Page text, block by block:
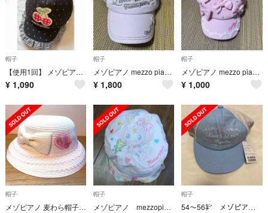
帽子
【使用1回】 メゾピアノ メッシュキャップ 54-56cm
¥ 1,090
帽子
メゾピアノ mezzo piano キャップ
¥ 1,800
帽子
メゾピアノ mezzo piano キャップ
¥ 1,000
帽子
メゾピアノ 麦わら帽子 白 56cm
帽子
メゾピアノ mezzopiano 54cm リバーシブル帽子 ハット
帽子
54〜56㌢ メゾピアノ キャップ